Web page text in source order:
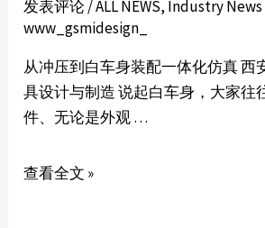
发表评论 /ALL NEWS, Industry News
www_gsmidesign_
从冲压到白车身装配一体化仿真 西
具设计与制造 说起白车身，大家往
件、无论是外观 …
查看全文 »